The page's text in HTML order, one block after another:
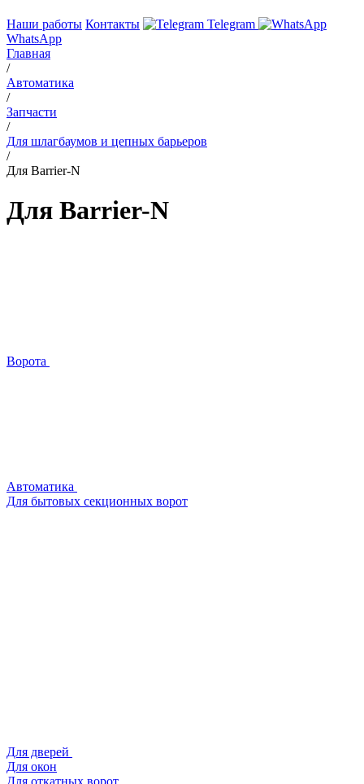
Наши работы Контакты
Telegram
WhatsApp
Главная
/
Автоматика
/
Запчасти
/
Для шлагбаумов и цепных барьеров
/
Для Barrier-N
Для Barrier-N
Ворота
Автоматика
Для бытовых секционных ворот
Для дверей
Для окон
Для откатных ворот